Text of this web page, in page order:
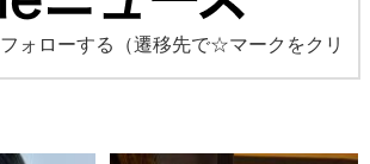
ォローする
（遷移先で☆マークをクリ